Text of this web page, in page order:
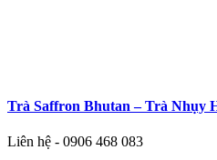
Trà Saffron Bhutan – Trà Nhụy
Liên hệ - 0906 468 083